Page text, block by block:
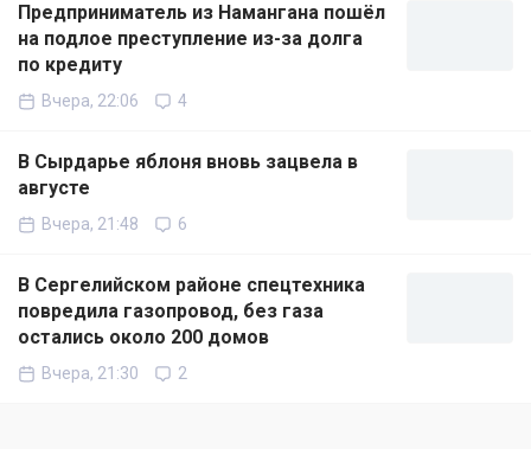
Предприниматель из Намангана пошёл
на подлое преступление из-за долга
по кредиту
Вчера, 22:06 4
В Сырдарье яблоня вновь зацвела в
августе
Вчера, 21:48 6
В Сергелийском районе спецтехника
повредила газопровод, без газа
остались около 200 домов
Вчера, 21:30 2